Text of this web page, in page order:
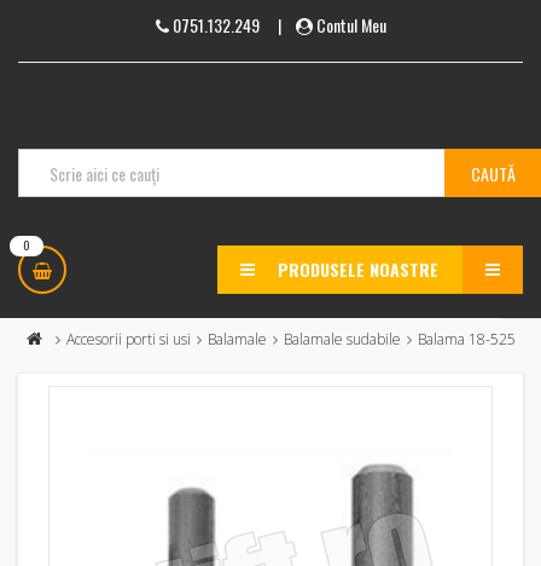
0751.132.249| Contul Meu
0
PRODUSELE NOASTRE MENU
Accesorii porti si usi Balamale Balamale sudabile Balama 18-525